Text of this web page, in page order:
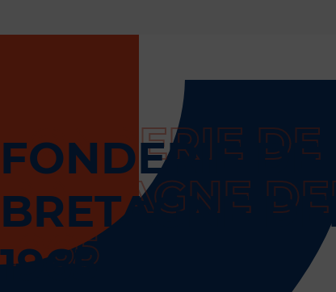
FONDERIE DE
BRETAGNE
1965